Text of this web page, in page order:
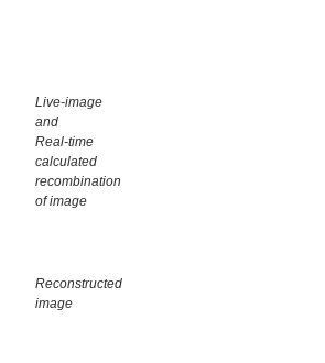
Live-image
and
Real-time
calculated
recombination
of image
Reconstructed
image